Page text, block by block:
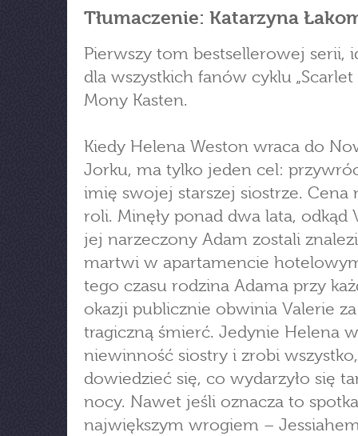
Tłumaczenie: Katarzyna
Pierwszy tom bestsellerowej serii,
dla wszystkich fanów cyklu „Scarlet
Mony Kasten.
Kiedy Helena Weston wraca do
Jorku, ma tylko jeden cel:
imię swojej starszej siostrze. Cena
roli. Minęły ponad dwa lata, odkąd
jej narzeczony Adam zostali
martwi w apartamencie
tego czasu rodzina Adama przy
okazji publicznie obwinia Valerie
tragiczną śmierć. Jedynie Helena
niewinność siostry i zrobi
dowiedzieć się, co wydarzyło się
nocy. Nawet jeśli oznacza to
największym wrogiem –